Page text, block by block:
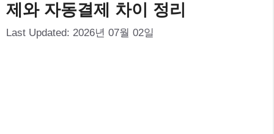
건
너
제와 자동결제 차이 정리
Last Updated: 2026년 07월 02일